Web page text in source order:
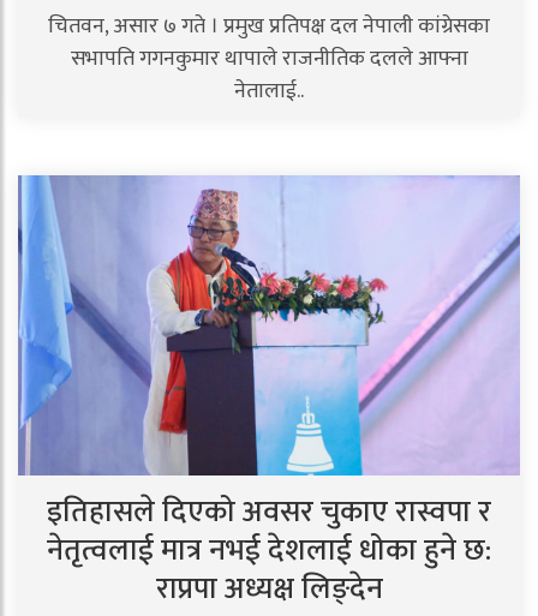
चितवन, असार ७ गते । प्रमुख प्रतिपक्ष दल नेपाली कांग्रेसका
सभापति गगनकुमार थापाले राजनीतिक दलले आफ्ना
नेतालाई..
इतिहासले दिएको अवसर चुकाए रास्वपा र
नेतृत्वलाई मात्र नभई देशलाई धोका हुने छ:
राप्रपा अध्यक्ष लिङ्देन